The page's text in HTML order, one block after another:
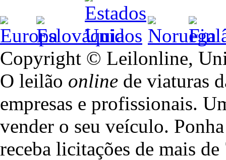
Copyright © Leilonline,
O leilão online de viaturas
empresas e profissionais.
vender o seu veículo.
receba licitações de mais